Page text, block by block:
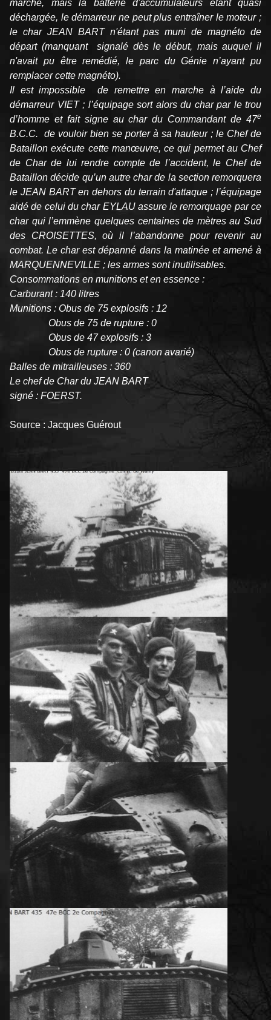
marche, mais la batterie d'accumulateurs étant quasi
déchargée, le démarreur ne peut plus entraîner le moteur ;
le char JEAN BART n'étant pas muni de magnéto de
départ (manquant signalé dès le début, mais auquel il
n'avait pu être remédié, le parc du Génie n’ayant pu
remplacer cette magnéto).
Il est impossible de remettre en marche à l’aide du
démarreur VIET ; l’équipage sort alors du char par le trou
d’homme et fait signe au char du Commandant de 47e
B.C.C. de vouloir bien se porter à sa hauteur ; le Chef de
Bataillon exécute cette manœuvre, ce qui permet au Chef
de Char de lui rendre compte de l’accident, le Chef de
Bataillon décide qu’un autre char de la section remorquera
le JEAN BART en dehors du terrain d'attaque ; l’équipage
aidé de celui du char EYLAU assure le remorquage par ce
char qui l’emmène quelques centaines de mètres au Sud
des CROISETTES, où il l’abandonne pour revenir au
combat. Le char est dépanné dans la matinée et amené à
MARQUENNEVILLE ; les armes sont inutilisables.
Consommations en munitions et en essence :
Carburant : 140 litres
Munitions : Obus de 75 explosifs : 12
Obus de 75 de rupture : 0
Obus de 47 explosifs : 3
Obus de rupture : 0 (canon avarié)
Balles de mitrailleuses : 360
Le chef de Char du JEAN BART
signé : FOERST.
Source : Jacques Guérout